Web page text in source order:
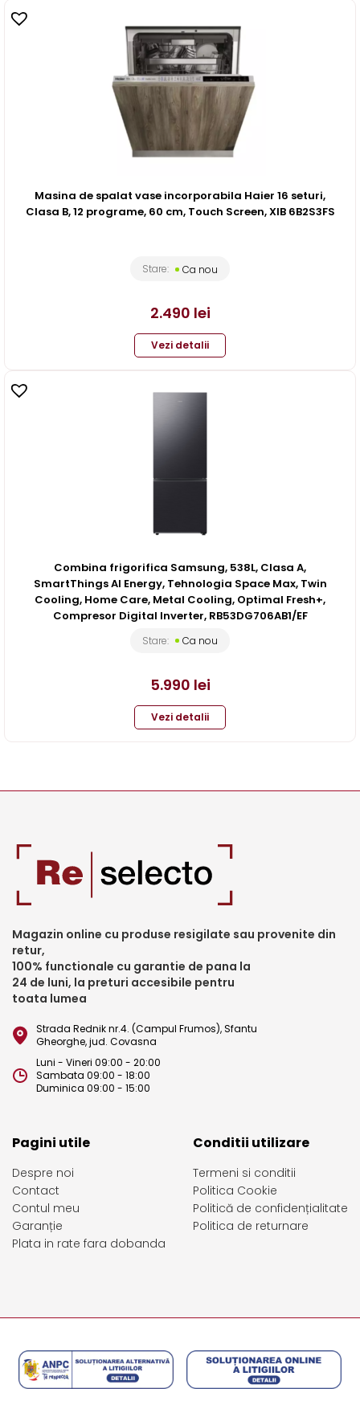
Masina de spalat vase incorporabila Haier 16 seturi,
Clasa B, 12 programe, 60 cm, Touch Screen, XIB 6B2S3FS
Stare: Ca nou
2.490 lei
Vezi detalii
Combina frigorifica Samsung, 538L, Clasa A,
SmartThings AI Energy, Tehnologia Space Max, Twin
Cooling, Home Care, Metal Cooling, Optimal Fresh+,
Compresor Digital Inverter, RB53DG706AB1/EF
Stare: Ca nou
5.990 lei
Vezi detalii
Magazin online cu produse resigilate sau provenite din
retur,
100% functionale cu garantie de pana la
24 de luni, la preturi accesibile pentru
toata lumea
Strada Rednik nr.4. (Campul Frumos), Sfantu
Gheorghe, jud. Covasna
Luni - Vineri 09:00 - 20:00
Sambata 09:00 - 18:00
Duminica 09:00 - 15:00
Pagini utile
Despre noi
Contact
Contul meu
Garanție
Plata in rate fara dobanda
Conditii utilizare
Termeni si conditii
Politica Cookie
Politică de confidențialitate
Politica de returnare